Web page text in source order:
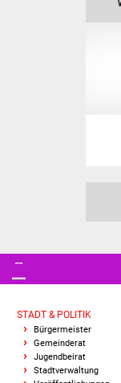
STADT & POLITIK
Bürgermeister
Gemeinderat
Jugendbeirat
Stadtverwaltung